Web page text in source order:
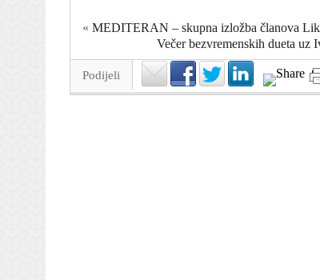
« MEDITERAN – skupna izložba članova
Večer bezvremenskih dueta uz
Podijeli